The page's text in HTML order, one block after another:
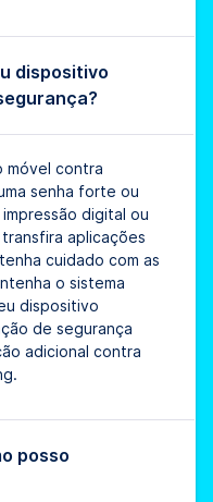
dispositivo
móvel contra
senha forte ou
digital ou
aplicações
cuidado com as
o sistema
dispositivo
de segurança
adicional contra
posso